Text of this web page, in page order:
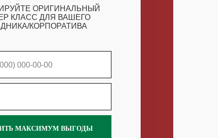
ОРИГИНАЛЬНЫЙ
КЛАСС ДЛЯ ВАШЕГО
КОРПОРАТИВА
МАКСИМУМ ВЫГОДЫ